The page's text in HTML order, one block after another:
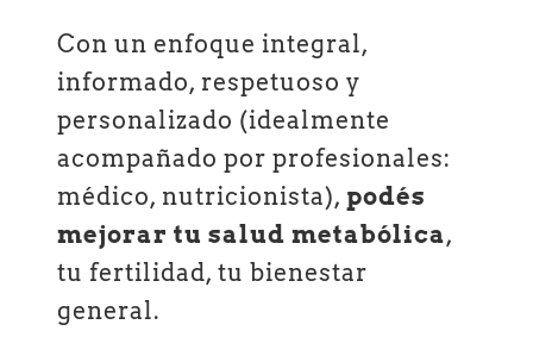
Con un enfoque integral,
informado, respetuoso y
personalizado (idealmente
acompañado por profesionales:
médico, nutricionista), podés
mejorar tu salud metabólica,
tu fertilidad, tu bienestar
general.